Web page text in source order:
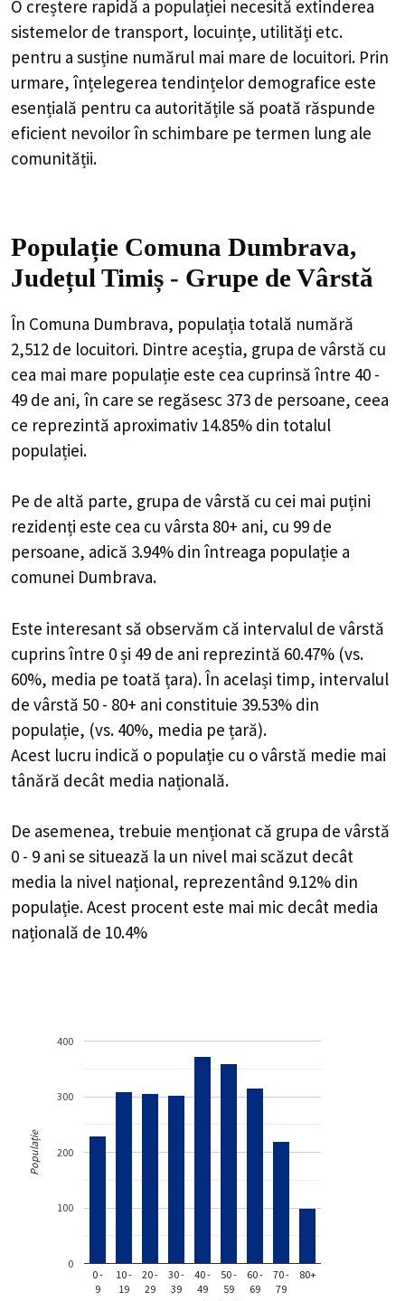
O creștere rapidă a populației necesită extinderea
sistemelor de transport, locuințe, utilități etc.
pentru a susține numărul mai mare de locuitori. Prin
urmare, înțelegerea tendințelor demografice este
esențială pentru ca autoritățile să poată răspunde
eficient nevoilor în schimbare pe termen lung ale
comunității.
Populație Comuna Dumbrava,
Județul Timiș - Grupe de Vârstă
În Comuna Dumbrava, populația totală numără
2,512 de locuitori. Dintre aceștia, grupa de vârstă cu
cea mai mare populație este cea cuprinsă între 40 -
49 de ani, în care se regăsesc 373 de persoane, ceea
ce reprezintă aproximativ 14.85% din totalul
populației.
Pe de altă parte, grupa de vârstă cu cei mai puțini
rezidenți este cea cu vârsta 80+ ani, cu 99 de
persoane, adică 3.94% din întreaga populație a
comunei Dumbrava.
Este interesant să observăm că intervalul de vârstă
cuprins între 0 și 49 de ani reprezintă 60.47% (vs.
60%, media pe toată țara). În același timp, intervalul
de vârstă 50 - 80+ ani constituie 39.53% din
populație, (vs. 40%, media pe țară).
Acest lucru indică o populație cu o vârstă medie mai
tânără decât media națională.
De asemenea, trebuie menționat că grupa de vârstă
0 - 9 ani se situează la un nivel mai scăzut decât
media la nivel național, reprezentând 9.12% din
populație. Acest procent este mai mic decât media
națională de 10.4%
0 -
9
10 -
19
20 -
29
30 -
39
40 -
49
50 -
59
60 -
69
70 -
79
80+
0
100
200
300
400
Populație